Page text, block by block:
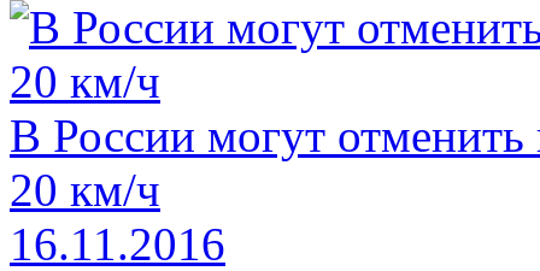
В России могут
20 км/ч
16.11.2016